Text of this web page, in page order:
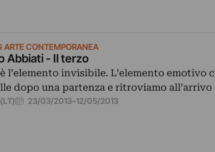
ARTE CONTEMPORANEA
Abbiati - Il terzo
l’elemento invisibile. L’elemento emotivo
dopo una partenza e ritroviamo
23/03/2013–12/05/2013